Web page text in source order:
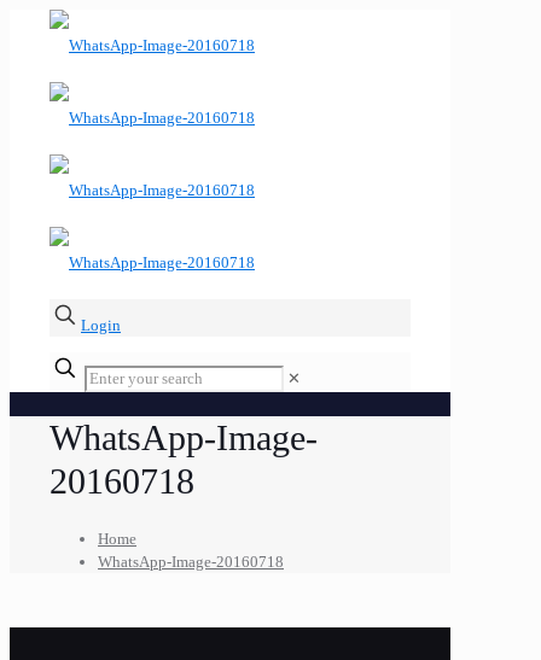
Login
✕
WhatsApp-Image-
20160718
Home
WhatsApp-Image-20160718